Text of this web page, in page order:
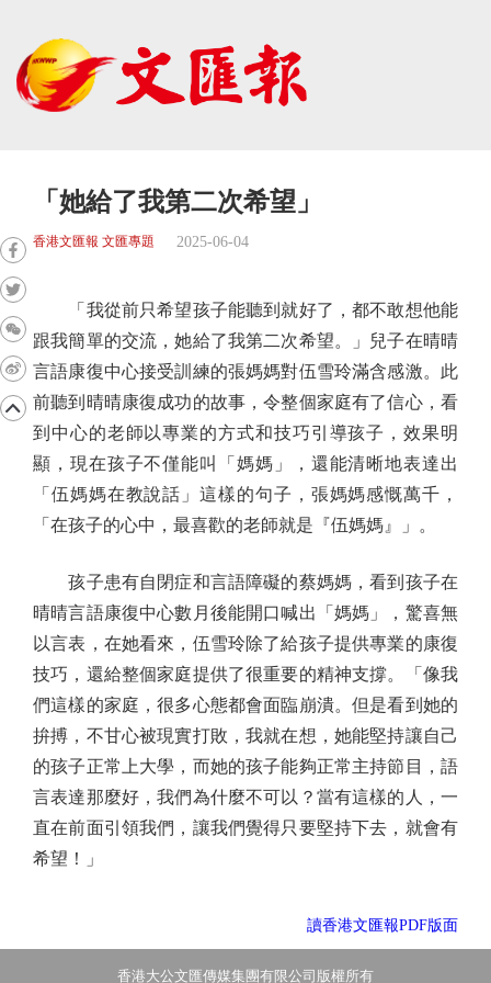
「她給了我第二次希望」
香港文匯報 文匯專題 2025-06-04
「我從前只希望孩子能聽到就好了，都不敢想他能
跟我簡單的交流，她給了我第二次希望。」兒子在晴晴
言語康復中心接受訓練的張媽媽對伍雪玲滿含感激。此
前聽到晴晴康復成功的故事，令整個家庭有了信心，看
到中心的老師以專業的方式和技巧引導孩子，效果明
顯，現在孩子不僅能叫「媽媽」，還能清晰地表達出
「伍媽媽在教說話」這樣的句子，張媽媽感慨萬千，
「在孩子的心中，最喜歡的老師就是『伍媽媽』」。
孩子患有自閉症和言語障礙的蔡媽媽，看到孩子在
晴晴言語康復中心數月後能開口喊出「媽媽」，驚喜無
以言表，在她看來，伍雪玲除了給孩子提供專業的康復
技巧，還給整個家庭提供了很重要的精神支撐。「像我
們這樣的家庭，很多心態都會面臨崩潰。但是看到她的
拚搏，不甘心被現實打敗，我就在想，她能堅持讓自己
的孩子正常上大學，而她的孩子能夠正常主持節目，語
言表達那麼好，我們為什麼不可以？當有這樣的人，一
直在前面引領我們，讓我們覺得只要堅持下去，就會有
希望！」
讀香港文匯報PDF版面
香港大公文匯傳媒集團有限公司版權所有